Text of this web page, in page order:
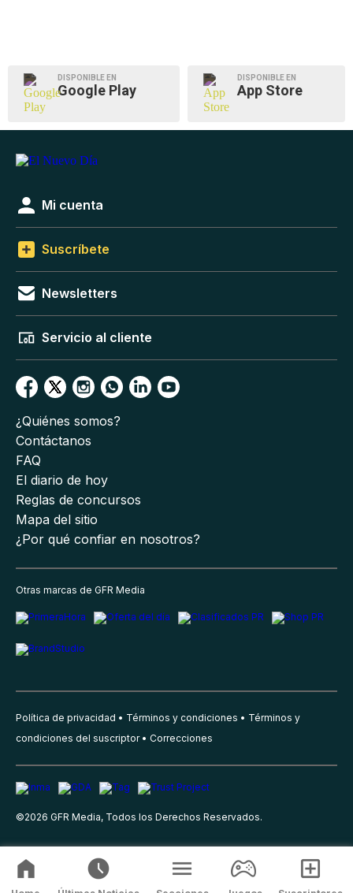
DISPONIBLE EN
Google Play
DISPONIBLE EN
App Store
Mi cuenta
Suscríbete
Newsletters
Servicio al cliente
¿Quiénes somos?
Contáctanos
FAQ
El diario de hoy
Reglas de concursos
Mapa del sitio
¿Por qué confiar en nosotros?
Otras marcas de GFR Media
Política de privacidad Términos y condiciones
Términos y
condiciones del suscriptor
Correcciones
©2026 GFR Media, Todos los Derechos Reservados.